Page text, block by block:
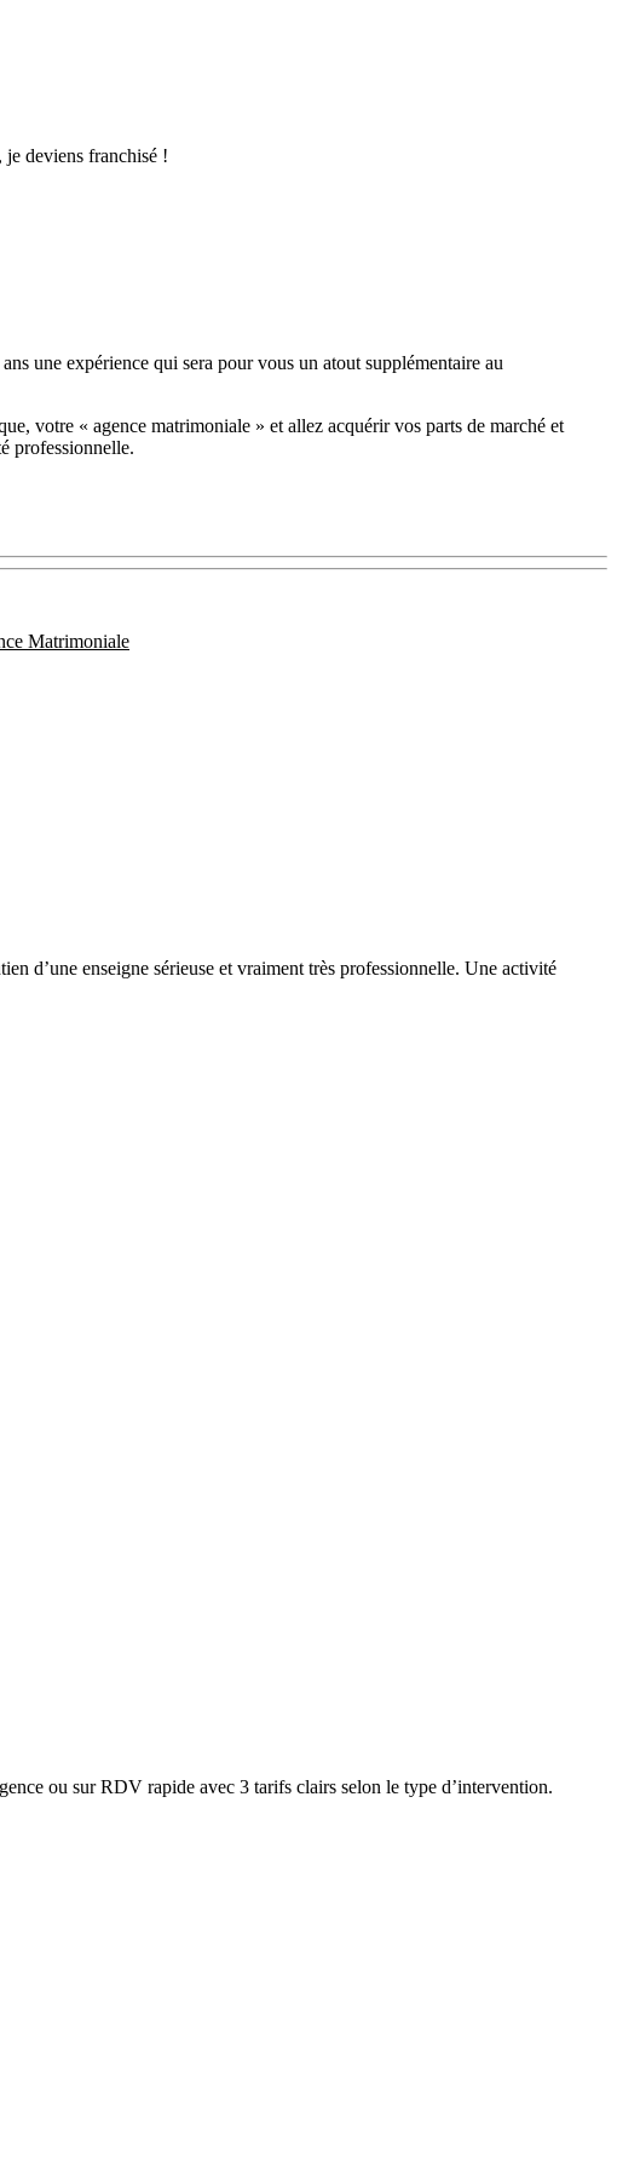
spécifique afin de sécuriser leur lancement.
je deviens franchisé !
une expérience qui sera pour vous un atout supplémentaire au
votre « agence matrimoniale » et allez acquérir vos parts de marché et
professionnelle.
Matrimoniale
d’une enseigne sérieuse et vraiment très professionnelle. Une activité
ou sur RDV rapide avec 3 tarifs clairs selon le type d’intervention.